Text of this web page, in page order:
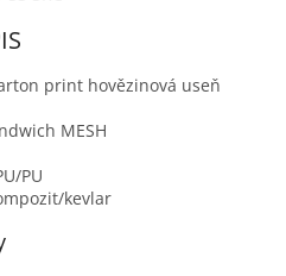
print hovězinová useň
MESH
PU
kevlar